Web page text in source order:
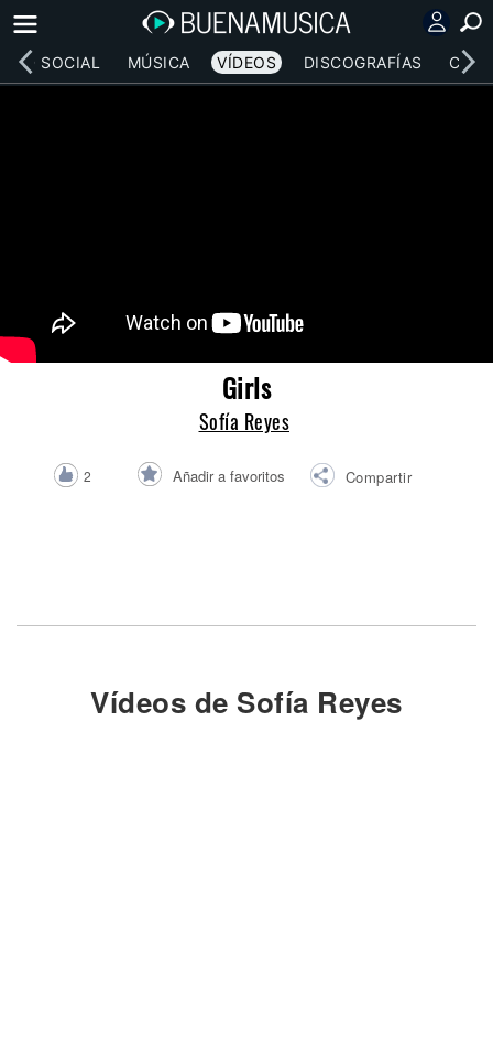
RED SOCIAL MÚSICA VÍDEOS DISCOGRAFÍAS
Girls
Sofía Reyes
2 Añadir a favoritos Compartir
Vídeos de Sofía Reyes